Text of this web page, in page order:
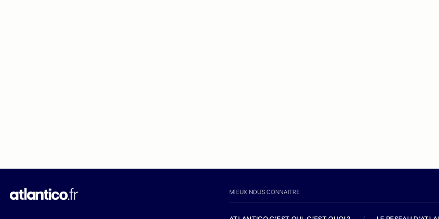
MIEUX NOUS CONNAITRE